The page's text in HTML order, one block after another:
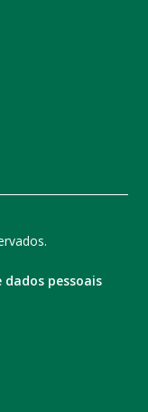
dados pessoais